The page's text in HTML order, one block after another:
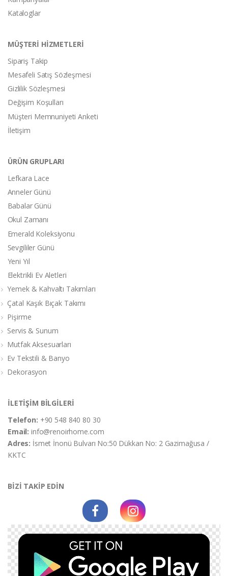
Kataloglar
MÜŞTERİ HİZMETLERİ
Sipariş Takip
Mesafeli Satış Sözleşmesi
Gizlilik Sözleşmesi
Değişim Koşulları
Müşteri Memnuniyeti Anketi
İletişim
ÜRÜN GRUPLARI
Lefkara Lace
Anneler Günü
Babalar Günü
Okul Zamanı
Emerald Koleksiyonu
Sevgililer Günü
Yeni Yıl
Elektrikli Ev Aletleri
Yemek & Kahvaltı Takımları
Çatal Kaşık Bıçak Takımı
Pişirme
Servis & Sunum
Mutfak Aksesuarları
Ev Tekstili & Banyo
Dekorasyon
İLETİŞİM BİLGİLERİ
Telefon: +90 548 840 80 30
Email:info@renoirhome.com
Adres: İsmet İnonü Bulvarı No:50 Dükkan No: 2 Gazimağusa /
KKTC
BİZİ TAKİP EDİN